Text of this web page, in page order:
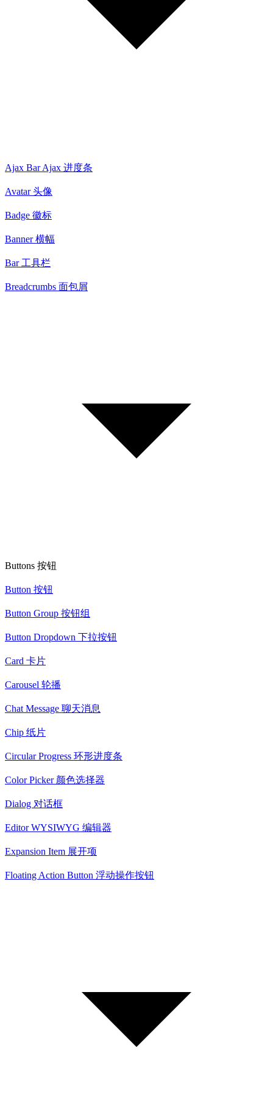
Ajax Bar Ajax 进度条
Avatar 头像
Badge 徽标
Banner 横幅
Bar 工具栏
Breadcrumbs 面包屑
Buttons 按钮
Button 按钮
Button Group 按钮组
Button Dropdown 下拉按钮
Card 卡片
Carousel 轮播
Chat Message 聊天消息
Chip 纸片
Circular Progress 环形进度条
Color Picker 颜色选择器
Dialog 对话框
Editor WYSIWYG 编辑器
Expansion Item 展开项
Floating Action Button 浮动操作按钮